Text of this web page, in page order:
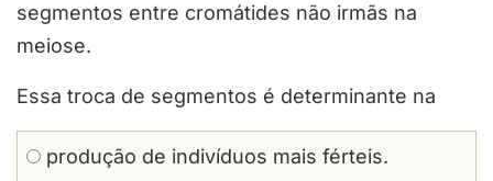
segmentos entre cromátides não irmãs na
meiose.
Essa troca de segmentos é determinante na
produção de indivíduos mais férteis.